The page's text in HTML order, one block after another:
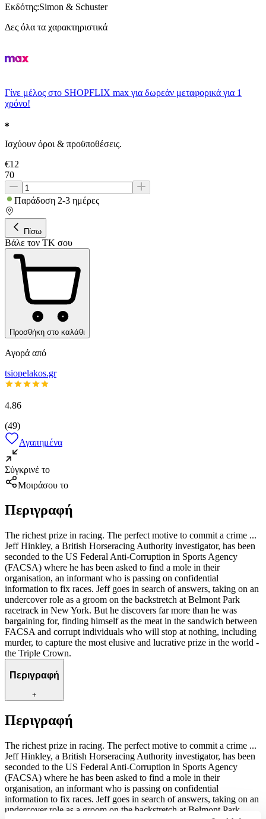
Εκδότης:Simon & Schuster
Δες όλα τα χαρακτηριστικά
Γίνε μέλος στο SHOPFLIX max για δωρεάν μεταφορικά για 1
χρόνο!
Ισχύουν όροι & προϋποθέσεις.
€12
70
Παράδοση 2-3 ημέρες
Πίσω
Βάλε τον ΤΚ σου
Προσθήκη στο καλάθι
Αγορά από
tsiopelakos.gr
4.86
(49)
Αγαπημένα
Σύγκρινέ το
Μοιράσου το
Περιγραφή
The richest prize in racing. The perfect motive to commit a crime ...
Jeff Hinkley, a British Horseracing Authority investigator, has been
seconded to the US Federal Anti-Corruption in Sports Agency
(FACSA) where he has been asked to find a mole in their
organisation, an informant who is passing on confidential
information to fix races. Jeff goes in search of answers, taking on an
undercover role as a groom on the backstretch at Belmont Park
racetrack in New York. But he discovers far more than he was
bargaining for, finding himself as the meat in the sandwich between
FACSA and corrupt individuals who will stop at nothing, including
murder, to capture the most elusive and lucrative prize in the world -
the Triple Crown.
Περιγραφή
+
Περιγραφή
The richest prize in racing. The perfect motive to commit a crime ...
Jeff Hinkley, a British Horseracing Authority investigator, has been
seconded to the US Federal Anti-Corruption in Sports Agency
(FACSA) where he has been asked to find a mole in their
organisation, an informant who is passing on confidential
information to fix races. Jeff goes in search of answers, taking on an
undercover role as a groom on the backstretch at Belmont Park